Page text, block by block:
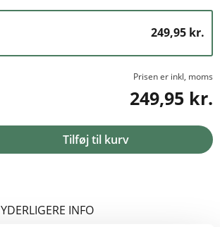
249,95 kr.
Prisen er inkl, moms
249,95 kr.
Tilføj til kurv
YDERLIGERE INFO